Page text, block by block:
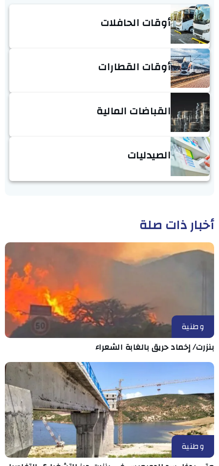
أوقات الحافلات
أوقات القطارات
القباضات المالية
الصيدليات
أخبار ذات صلة
وطنية
بنزرت/ إخماد حريق بالغابة الشعراء
وطنية